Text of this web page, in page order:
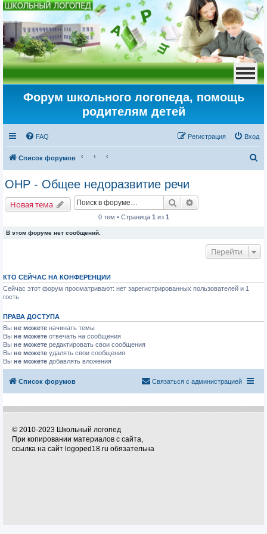
Форум школьного логопеда, помощь
родителям детей
FAQ Вход
Регистрация
Список форумов
о
ОНР - Общее недоразвитие речи
Новая тема Поиск
0 тем • Страница 1 из 1
В этом форуме нет сообщений.
Перейти
КТО СЕЙЧАС НА КОНФЕРЕНЦИИ
Сейчас этот форум просматривают: нет зарегистрированных пользователей и 1
гость
ПРАВА ДОСТУПА
Вы не можете начинать темы
Вы не можете отвечать на сообщения
Вы не можете редактировать свои сообщения
Вы не можете удалять свои сообщения
Вы не можете добавлять вложения
Список форумов Связаться с администрацией
© 2010-2023 Школьный логопед
При копировании материалов с сайта,
ссылка на сайт logoped18.ru обязательна